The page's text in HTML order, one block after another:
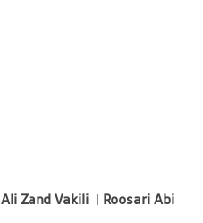
Ali Zand Vakili| Roosari Abi